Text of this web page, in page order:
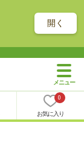
開く
0
お気に入り